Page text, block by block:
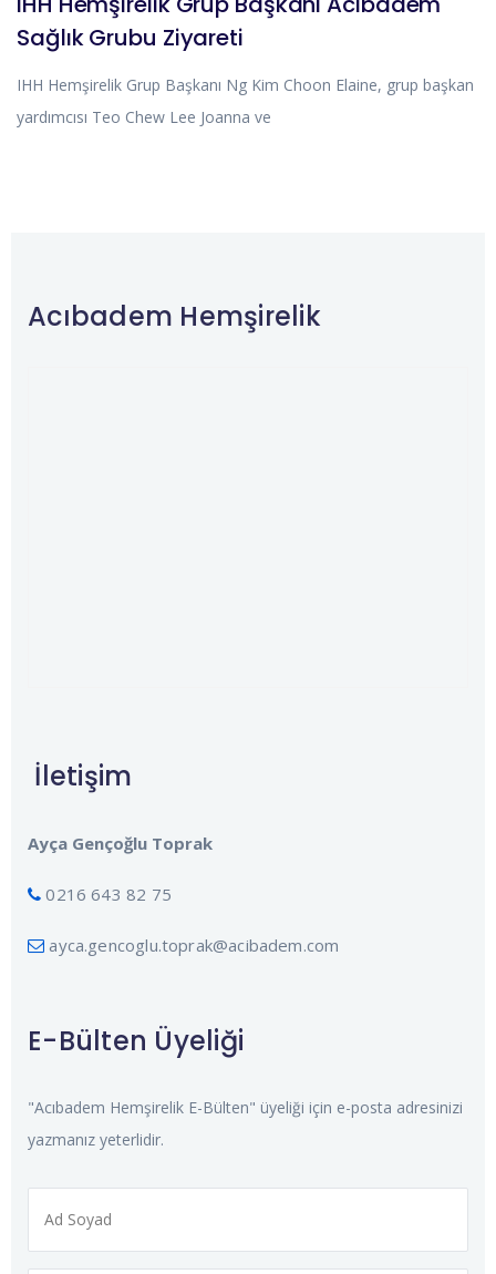
Sağlık Grubu Ziyareti
IHH Hemşirelik Grup Başkanı Ng Kim Choon Elaine, grup başkan
yardımcısı Teo Chew Lee Joanna ve
Acıbadem Hemşirelik
İletişim
Ayça Gençoğlu Toprak
0216 643 82 75
ayca.gencoglu.toprak@acibadem.com
E-Bülten Üyeliği
"Acıbadem Hemşirelik E-Bülten" üyeliği için e-posta adresinizi
yazmanız yeterlidir.